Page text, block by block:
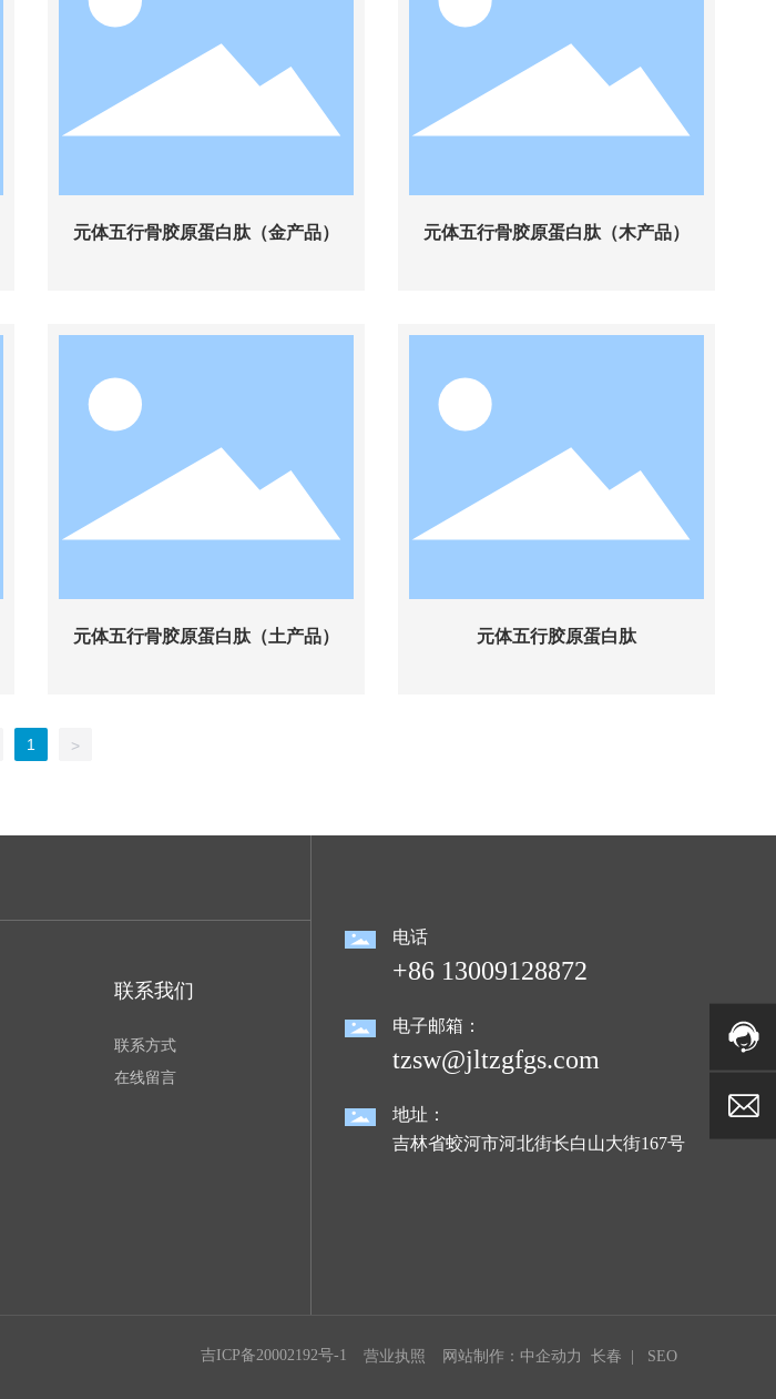
元体五行骨胶原蛋白肽（金产品） 元体五行骨胶原蛋白肽（木产品）
元体五行骨胶原蛋白肽（土产品） 元体五行胶原蛋白肽
1 >
联系我们
联系方式
在线留言
电话
+86 13009128872
电子邮箱：
tzsw@jltzgfgs.com
地址：
吉林省蛟河市河北街长白山大街167号
吉ICP备20002192号-1 营业执照 网站制作： 中企动力 长春 SEO